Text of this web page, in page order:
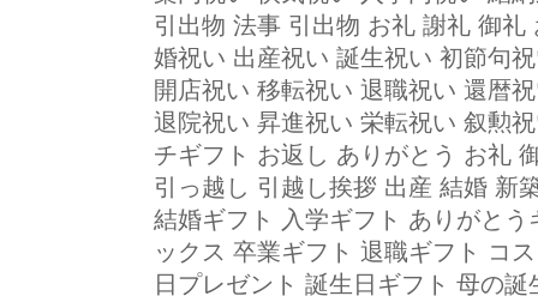
引出物 法事 引出物 お礼 謝礼 御
婚祝い 出産祝い 誕生祝い 初節句
開店祝い 移転祝い 退職祝い 還暦
退院祝い 昇進祝い 栄転祝い 叙勲
チギフト お返し ありがとう お礼
引っ越し 引越し挨拶 出産 結婚 新
結婚ギフト 入学ギフト ありがと
ックス 卒業ギフト 退職ギフト コ
日プレゼント 誕生日ギフト 母の